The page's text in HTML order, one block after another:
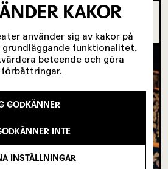
OCH
KAKOR
använder sig av kakor på
funktionalitet,
beteende och göra
förbättringar.
GODKÄNNER
INTE
INSTÄLLNINGAR